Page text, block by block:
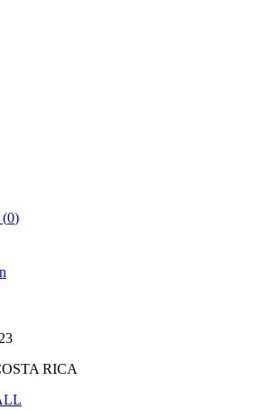
(0)
RICA